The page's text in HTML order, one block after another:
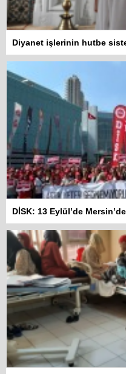
Diyanet işlerinin hutbe